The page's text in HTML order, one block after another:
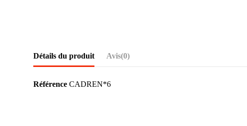
Détails du produit Avis(0)
Référence CADREN*6